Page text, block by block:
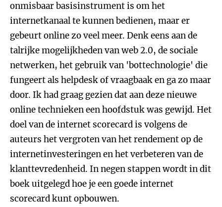
onmisbaar basisinstrument is om het
internetkanaal te kunnen bedienen, maar er
gebeurt online zo veel meer. Denk eens aan de
talrijke mogelijkheden van web 2.0, de sociale
netwerken, het gebruik van 'bottechnologie' die
fungeert als helpdesk of vraagbaak en ga zo maar
door. Ik had graag gezien dat aan deze nieuwe
online technieken een hoofdstuk was gewijd. Het
doel van de internet scorecard is volgens de
auteurs het vergroten van het rendement op de
internetinvesteringen en het verbeteren van de
klanttevredenheid. In negen stappen wordt in dit
boek uitgelegd hoe je een goede internet
scorecard kunt opbouwen.